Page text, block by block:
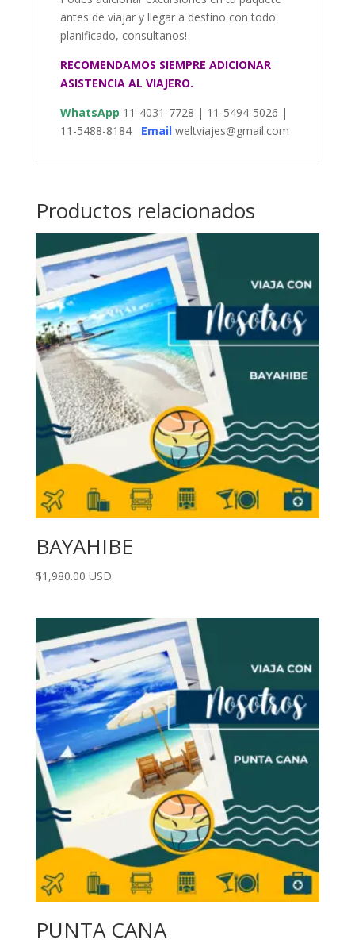
antes de viajar y llegar a destino con todo
planificado, consultanos!
RECOMENDAMOS SIEMPRE ADICIONAR
ASISTENCIA AL VIAJERO.
WhatsApp 11-4031-7728 | 11-5494-5026 |
11-5488-8184 Emailweltviajes@gmail.com
Productos relacionados
BAYAHIBE
$1,980.00 USD
PUNTA CANA